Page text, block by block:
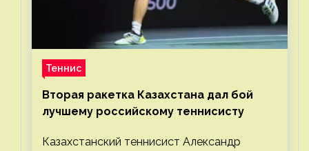
Теннис
Вторая ракетка Казахстана дал бой
лучшему российскому теннисисту
Казахстанский теннисист Александр